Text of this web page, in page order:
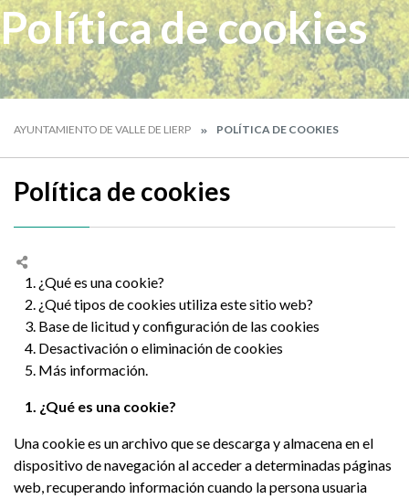
Política de cookies
AYUNTAMIENTO DE VALLE DE LIERP POLÍTICA DE COOKIES
Política de cookies
1. ¿Qué es una cookie?
2. ¿Qué tipos de cookies utiliza este sitio web?
3. Base de licitud y configuración de las cookies
4. Desactivación o eliminación de cookies
5. Más información.
1. ¿Qué es una cookie?
Una cookie es un archivo que se descarga y almacena en el
dispositivo de navegación al acceder a determinadas páginas
web, recuperando información cuando la persona usuaria